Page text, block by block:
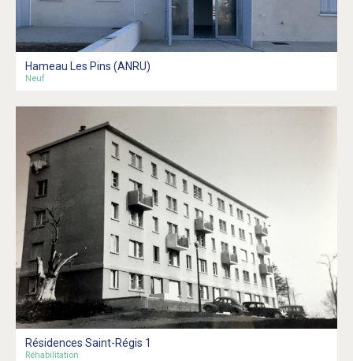
Hameau Les Pins (ANRU)
Neuf
Résidences Saint-Régis 1
Réhabilitation